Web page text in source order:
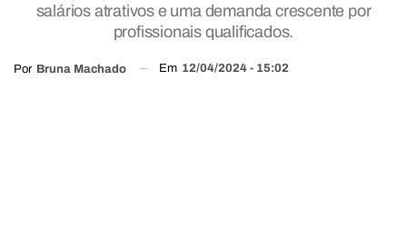
salários atrativos e uma demanda crescente por
profissionais qualificados.
Por Bruna Machado Em 12/04/2024 - 15:02